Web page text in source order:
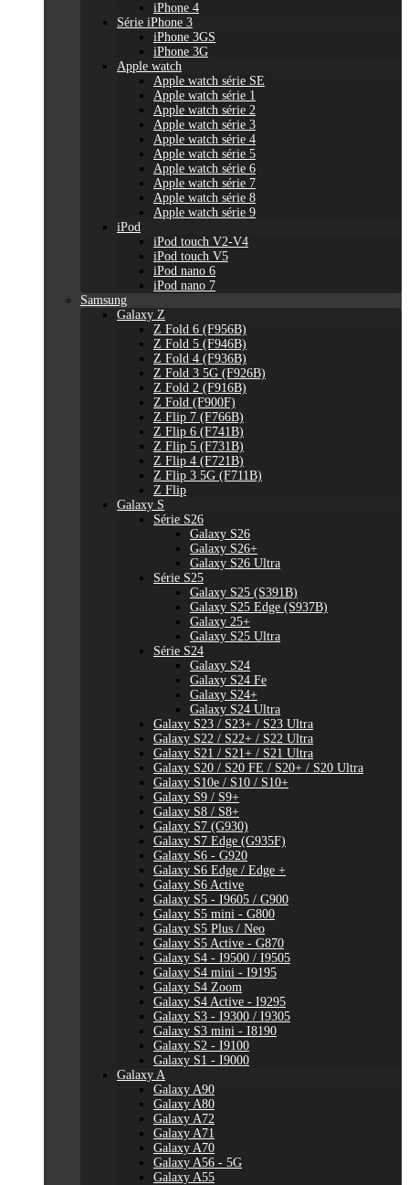
iPhone 4
Série iPhone 3
iPhone 3GS
iPhone 3G
Apple watch
Apple watch série SE
Apple watch série 1
Apple watch série 2
Apple watch série 3
Apple watch série 4
Apple watch série 5
Apple watch série 6
Apple watch série 7
Apple watch série 8
Apple watch série 9
iPod
iPod touch V2-V4
iPod touch V5
iPod nano 6
iPod nano 7
Samsung
Galaxy Z
Z Fold 6 (F956B)
Z Fold 5 (F946B)
Z Fold 4 (F936B)
Z Fold 3 5G (F926B)
Z Fold 2 (F916B)
Z Fold (F900F)
Z Flip 7 (F766B)
Z Flip 6 (F741B)
Z Flip 5 (F731B)
Z Flip 4 (F721B)
Z Flip 3 5G (F711B)
Z Flip
Galaxy S
Série S26
Galaxy S26
Galaxy S26+
Galaxy S26 Ultra
Série S25
Galaxy S25 (S391B)
Galaxy S25 Edge (S937B)
Galaxy 25+
Galaxy S25 Ultra
Série S24
Galaxy S24
Galaxy S24 Fe
Galaxy S24+
Galaxy S24 Ultra
Galaxy S23 / S23+ / S23 Ultra
Galaxy S22 / S22+ / S22 Ultra
Galaxy S21 / S21+ / S21 Ultra
Galaxy S20 / S20 FE / S20+ / S20 Ultra
Galaxy S10e / S10 / S10+
Galaxy S9 / S9+
Galaxy S8 / S8+
Galaxy S7 (G930)
Galaxy S7 Edge (G935F)
Galaxy S6 - G920
Galaxy S6 Edge / Edge +
Galaxy S6 Active
Galaxy S5 - I9605 / G900
Galaxy S5 mini - G800
Galaxy S5 Plus / Neo
Galaxy S5 Active - G870
Galaxy S4 - I9500 / I9505
Galaxy S4 mini - I9195
Galaxy S4 Zoom
Galaxy S4 Active - I9295
Galaxy S3 - I9300 / I9305
Galaxy S3 mini - I8190
Galaxy S2 - I9100
Galaxy S1 - I9000
Galaxy A
Galaxy A90
Galaxy A80
Galaxy A72
Galaxy A71
Galaxy A70
Galaxy A56 - 5G
Galaxy A55